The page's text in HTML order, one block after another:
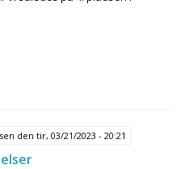
den tir, 03/21/2023 - 20:21